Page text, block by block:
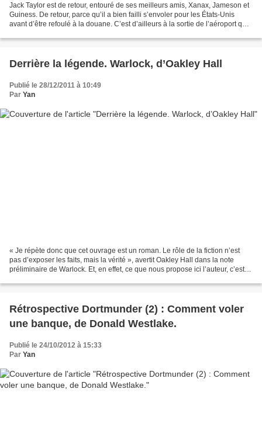
Jack Taylor est de retour, entouré de ses meilleurs amis, Xanax, Jameson et
Guiness. De retour, parce qu’il a bien failli s’envoler pour les États-Unis
avant d’être refoulé à la douane. C’est d’ailleurs à la sortie de l’aéroport qu’il
Derrière la légende. Warlock, d’Oakley Hall
Publié le 28/12/2011 à 10:49
Par Yan
« Je répète donc que cet ouvrage est un roman. Le rôle de la fiction n’est
pas d’exposer les faits, mais la vérité », avertit Oakley Hall dans la note
préliminaire de Warlock. Et, en effet, ce que nous propose ici l’auteur, c’est
Rétrospective Dortmunder (2) : Comment voler
une banque, de Donald Westlake.
Publié le 24/10/2012 à 15:33
Par Yan